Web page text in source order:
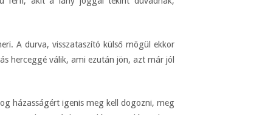
A durva, visszataszító külső mögül ekkor
herceggé válik, ami ezután jön, azt már jól
házasságért igenis meg kell dogozni, meg